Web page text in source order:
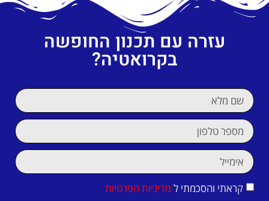
עזרה עם תכנון החופשה
בקרואטיה?
קראתי והסכמתי ל מדיניות הפרטיות